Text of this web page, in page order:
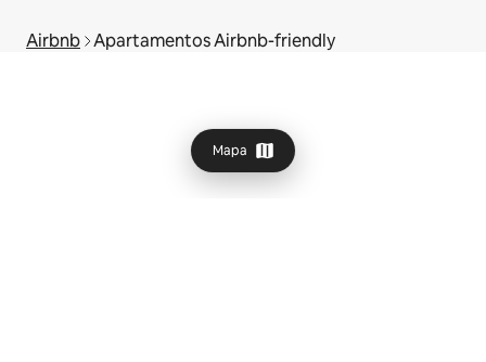
Mapa
Airbnb Apartamentos Airbnb-friendly